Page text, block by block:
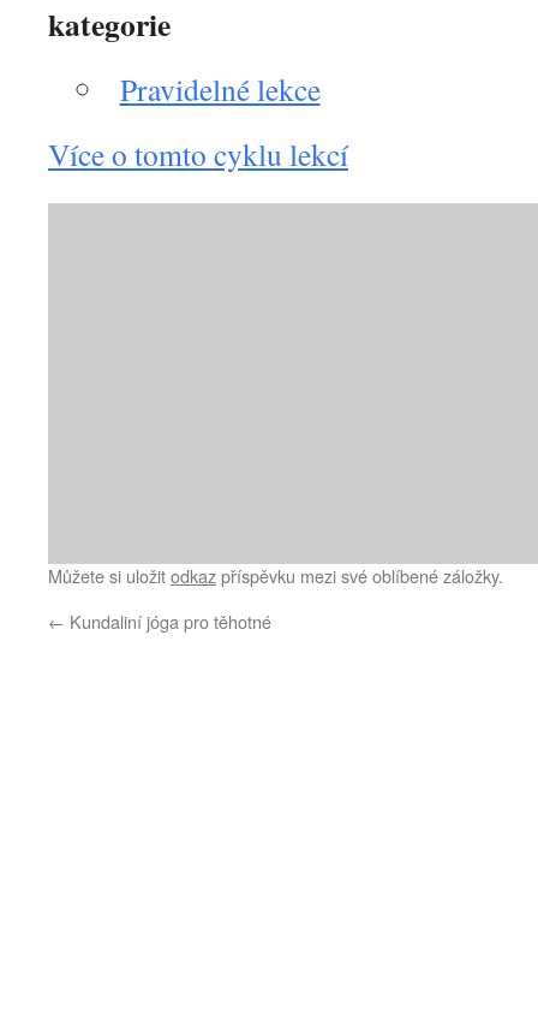
kategorie
Pravidelné lekce
Více o tomto cyklu lekcí
Můžete si uložitodkazpříspěvku mezi své oblíbené záložky.
← Kundaliní jóga pro těhotné